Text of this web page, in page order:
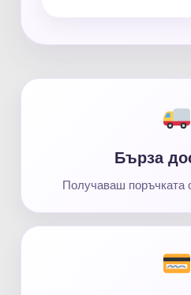
Бърза
Получаваш поръчката